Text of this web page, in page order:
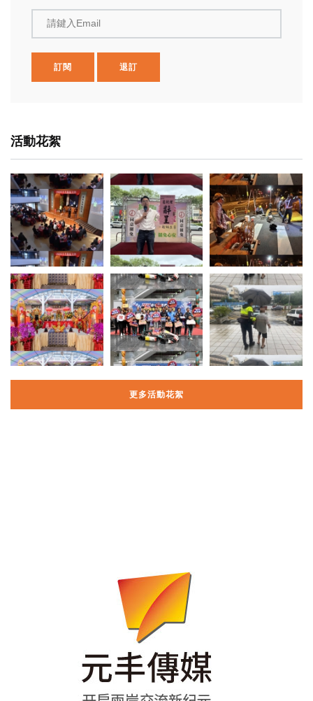
請鍵入Email
訂閱 退訂
活動花絮
更多活動花絮